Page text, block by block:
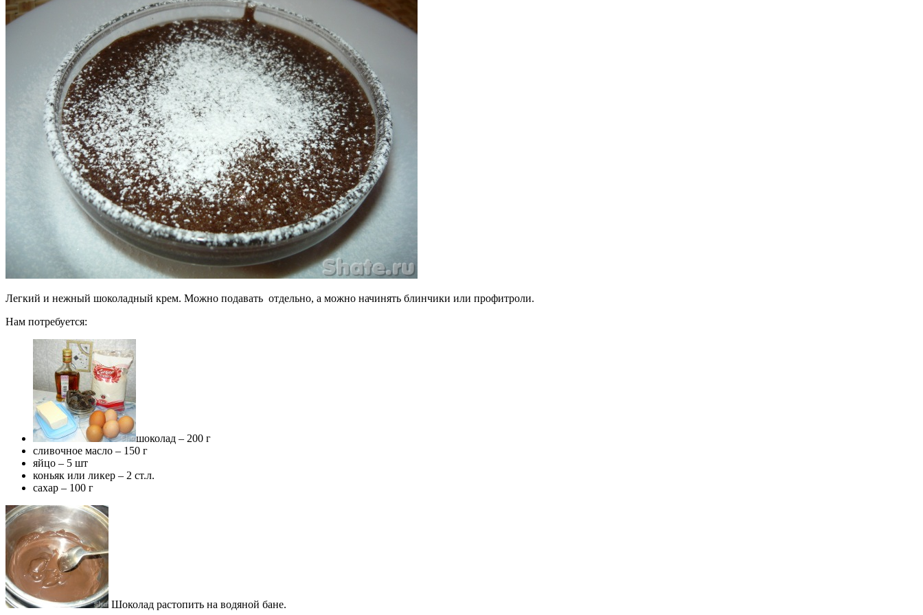
Легкий и нежный шоколадный крем. Можно подавать отдельно, а можно начинять блинчики или профитроли.
Нам потребуется:
шоколад – 200 г
сливочное масло – 150 г
яйцо – 5 шт
коньяк или ликер – 2 ст.л.
сахар – 100 г
Шоколад растопить на водяной бане.